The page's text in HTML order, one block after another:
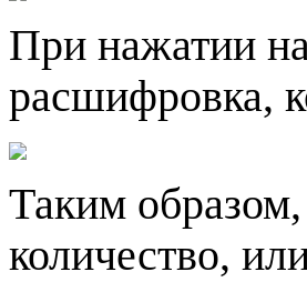
При нажатии
расшифровка,
Таким образом,
количество,